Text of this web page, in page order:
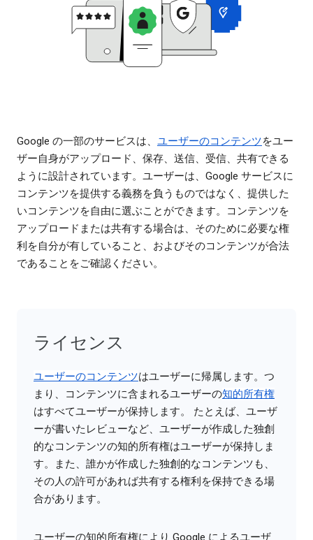
Google の一部のサービスは、 ユーザーのコンテンツをユー
ザー自身がアップロード、保存、送信、受信、共有できる
ように設計されています。ユーザーは、Google サービスに
コンテンツを提供する義務を負うものではなく、提供した
いコンテンツを自由に選ぶことができます。コンテンツを
アップロードまたは共有する場合は、そのために必要な権
利を自分が有していること、およびそのコンテンツが合法
であることをご確認ください。
ライセンス
ユーザーのコンテンツはユーザーに帰属します。つ
まり、コンテンツに含まれるユーザーの知的所有権
はすべてユーザーが保持します。 たとえば、ユーザ
ーが書いたレビューなど、ユーザーが作成した独創
的なコンテンツの知的所有権はユーザーが保持しま
す。また、誰かが作成した独創的なコンテンツも、
その人の許可があれば共有する権利を保持できる場
合があります。
ユーザーの知的所有権により Google によるユーザ